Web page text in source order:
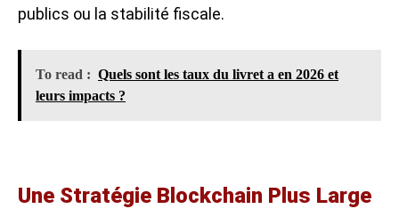
publics ou la stabilité fiscale.
To read : Quels sont les taux du livret a en 2026 et
leurs impacts ?
Une Stratégie Blockchain Plus Large